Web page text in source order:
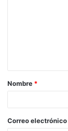
Nombre *
Correo electrónico